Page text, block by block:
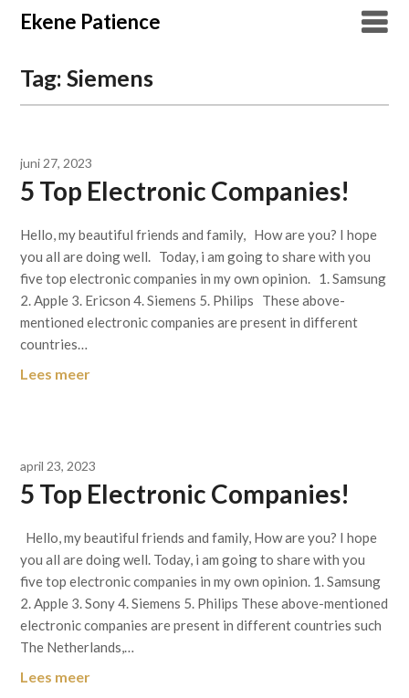
Overslaan
naar
Ekene Patience
Tag:Siemens
juni 27, 2023
5 Top Electronic Companies!
Hello, my beautiful friends and family, How are you? I hope
you all are doing well. Today, i am going to share with you
five top electronic companies in my own opinion. 1. Samsung
2. Apple 3. Ericson 4. Siemens 5. Philips These above-
mentioned electronic companies are present in different
countries…
Lees meer
april 23, 2023
5 Top Electronic Companies!
Hello, my beautiful friends and family, How are you? I hope
you all are doing well. Today, i am going to share with you
five top electronic companies in my own opinion. 1. Samsung
2. Apple 3. Sony 4. Siemens 5. Philips These above-mentioned
electronic companies are present in different countries such
The Netherlands,…
Lees meer